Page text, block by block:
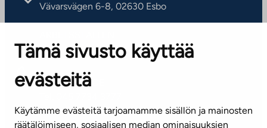
Tämä sivusto käyttää
evästeitä
Käytämme evästeitä tarjoamamme sisällön ja mainosten
räätälöimiseen, sosiaalisen median ominaisuuksien
Vävarsvägen 6-8, 02630 Esbo
Kontaktinformation
KUNDSERVICE
(vardagar kl. 8–16)